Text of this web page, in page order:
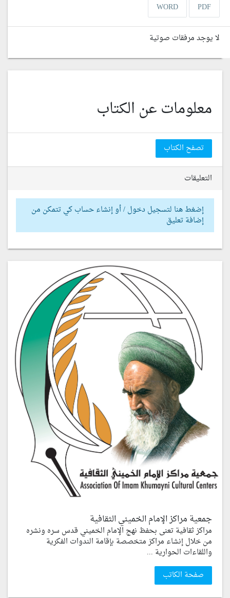
PDF
WORD
لا يوجد مرفقات صوتية
معلومات عن الكتاب
تصفح الكتاب
التعليقات
إضغط هنا لتسجيل دخول / أو إنشاء حساب كي تتمكن من
إضافة تعليق
جمعية مراكز الإمام الخميني الثقافية
مراكز ثقافية تعنى بحفظ نهج الإمام الخميني قدس سره ونشره
من خلال إنشاء مراكز متخصصة بإقامة الندوات الفكرية
واللقاءات الحوارية ...
صفحة الكاتب